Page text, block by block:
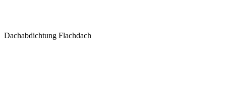
Dachabdichtung Flachdach